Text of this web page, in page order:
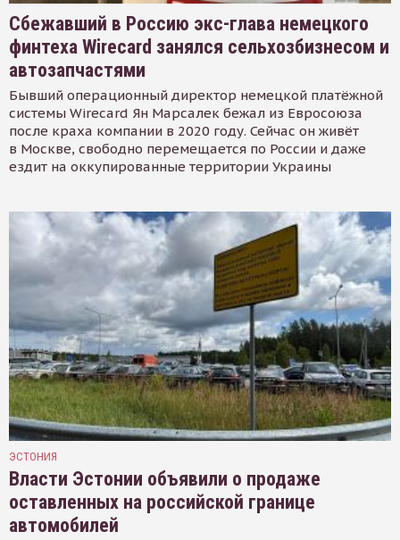
Сбежавший в Россию экс-глава немецкого
финтеха Wirecard занялся сельхозбизнесом и
автозапчастями
Бывший операционный директор немецкой платёжной
системы Wirecard Ян Марсалек бежал из Евросоюза
после краха компании в 2020 году. Сейчас он живёт
в Москве, свободно перемещается по России и даже
ездит на оккупированные территории Украины
ЭСТОНИЯ
Власти Эстонии объявили о продаже
оставленных на российской границе
автомобилей